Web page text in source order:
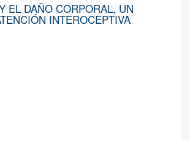
EL DAÑO CORPORAL, UN
INTEROCEPTIVA